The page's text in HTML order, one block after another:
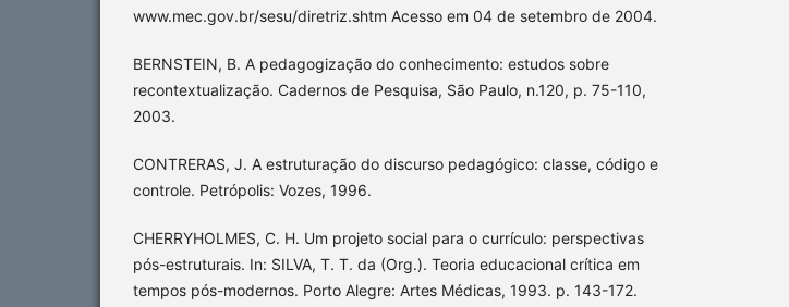
www.mec.gov.br/sesu/diretriz.shtm Acesso em 04 de setembro de 2004.
BERNSTEIN, B. A pedagogização do conhecimento: estudos sobre
recontextualização. Cadernos de Pesquisa, São Paulo, n.120, p. 75-110,
2003.
CONTRERAS, J. A estruturação do discurso pedagógico: classe, código e
controle. Petrópolis: Vozes, 1996.
CHERRYHOLMES, C. H. Um projeto social para o currículo: perspectivas
pós-estruturais. In: SILVA, T. T. da (Org.). Teoria educacional crítica em
tempos pós-modernos. Porto Alegre: Artes Médicas, 1993. p. 143-172.